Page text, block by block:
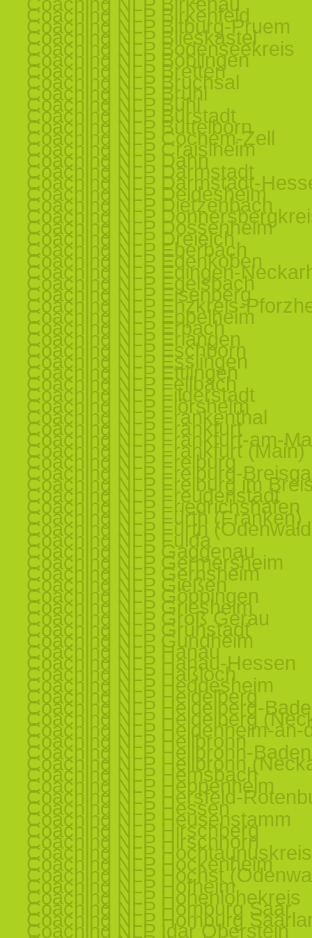
Coaching NLP Birkenfeld
Coaching NLP Bitburg-Pruem
Coaching NLP Blieskastel
Coaching NLP Bodenseekreis
Coaching NLP Böblingen
Coaching NLP Bretten
Coaching NLP Bruchsal
Coaching NLP Brühl
Coaching NLP Bühl
Coaching NLP Bürstadt
Coaching NLP Büttelborn
Coaching NLP Cochem-Zell
Coaching NLP Craislheim
Coaching NLP Dahn
Coaching NLP Darmstadt
Coaching NLP Darmstadt-
Coaching NLP Deidesheim
Coaching NLP Dietzenbach
Coaching NLP
Coaching NLP Dossenheim
Coaching NLP Dreieich
Coaching NLP Eberbach
Coaching NLP Edenkoben
Coaching NLP Edingen-
Coaching NLP Egelsbach
Coaching NLP Eisenberg
Coaching NLP Enzkreis-
Coaching NLP Eppelheim
Coaching NLP Erbach
Coaching NLP Erlangen
Coaching NLP Eschborn
Coaching NLP Esslingen
Coaching NLP Ettlingen
Coaching NLP Fellbach
Coaching NLP Filderstadt
Coaching NLP Flörsheim
Coaching NLP Frankenthal
Coaching NLP Frankfurt
Coaching NLP Frankfurt-am-
Coaching NLP Frankfurt (Main)
Coaching NLP Freiburg
Coaching NLP Freiburg-
Coaching NLP Freiburg im
Coaching NLP Freudenstadt
Coaching NLP Friedrichshafen
Coaching NLP Fürth (Franken)
Coaching NLP Fürth
Coaching NLP Fulda
Coaching NLP Gaggenau
Coaching NLP Germersheim
Coaching NLP Gernsheim
Coaching NLP Gießen
Coaching NLP Göppingen
Coaching NLP Griesheim
Coaching NLP Groß Gerau
Coaching NLP Grünstadt
Coaching NLP Gundheim
Coaching NLP Hanau
Coaching NLP Hanau-Hessen
Coaching NLP Haßloch
Coaching NLP Heddesheim
Coaching NLP Heidelberg
Coaching NLP Heidelberg-
Coaching NLP Heidelberg
Coaching NLP Heidenheim-an-
Coaching NLP Heilbronn
Coaching NLP Heilbronn-Baden
Coaching NLP Heilbronn
Coaching NLP Hemsbach
Coaching NLP Heppenheim
Coaching NLP Hersfeld-
Coaching NLP Hessen
Coaching NLP Heusenstamm
Coaching NLP Hirschberg
Coaching NLP Hirschhorn
Coaching NLP Hochtaunuskreis
Coaching NLP Hockenheim
Coaching NLP Höchst
Coaching NLP Hofheim
Coaching NLP Hohenlohekreis
Coaching NLP Homburg Saar
Coaching NLP Homburg
Coaching NLP Idar Oberstein